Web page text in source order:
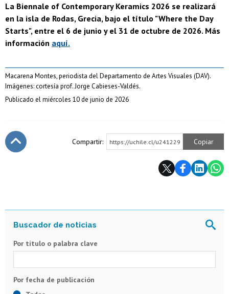
La Biennale of Contemporary Keramics 2026 se realizará
en la isla de Rodas, Grecia, bajo el título "Where the Day
Starts", entre el 6 de junio y el 31 de octubre de 2026. Más
información aquí.
Macarena Montes, periodista del Departamento de Artes Visuales (DAV).
Imágenes: cortesía prof. Jorge Cabieses-Valdés.
Publicado el miércoles 10 de junio de 2026
Compartir: https://uchile.cl/u241229 Copiar
Por título o palabra clave